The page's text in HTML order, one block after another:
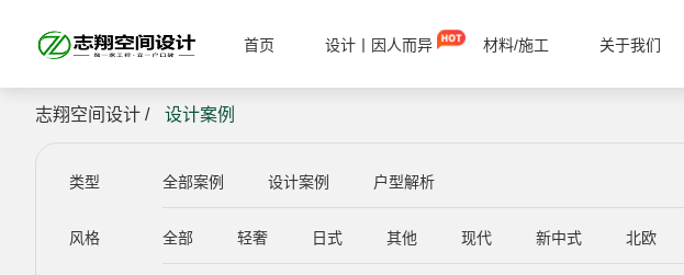
首页 设计丨因人而异 材料/施工 关于我们
志翔空间设计 / 设计案例
类型 全部案例 设计案例 户型解析
风格 全部 轻奢 日式 其他 现代 新中式 北欧